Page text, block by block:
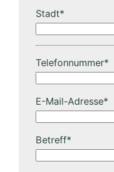
Stadt*
Telefonnummer*
E-Mail-Adresse*
Betreff*